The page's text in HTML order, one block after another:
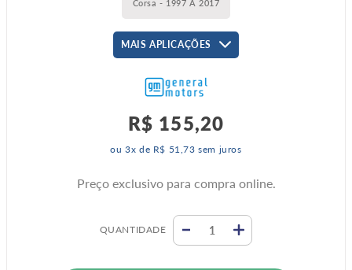
Corsa - 1997 A 2017
MAIS APLICAÇÕES
R$ 155,20
ou3x de R$ 51 ,73 sem juros
Preço exclusivo para compra online.
QUANTIDADE